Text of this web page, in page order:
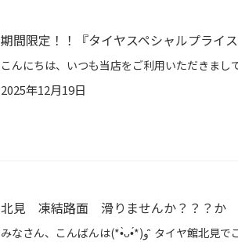
期間限定！！『タイヤスペシャルプライ
2025年12月19日
北見 凍結路面 滑りませんか？？？か